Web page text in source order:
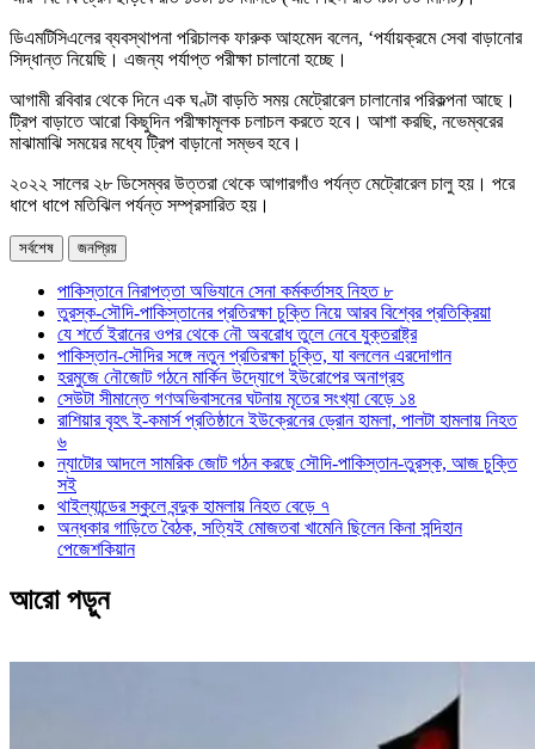
ডিএমটিসিএলের ব্যবস্থাপনা পরিচালক ফারুক আহমেদ বলেন, ‘পর্যায়ক্রমে সেবা বাড়ানোর
সিদ্ধান্ত নিয়েছি। এজন্য পর্যাপ্ত পরীক্ষা চালানো হচ্ছে।
আগামী রবিবার থেকে দিনে এক ঘণ্টা বাড়তি সময় মেট্রোরেল চালানোর পরিকল্পনা আছে।
ট্রিপ বাড়াতে আরো কিছুদিন পরীক্ষামূলক চলাচল করতে হবে। আশা করছি, নভেম্বরের
মাঝামাঝি সময়ের মধ্যে ট্রিপ বাড়ানো সম্ভব হবে।
২০২২ সালের ২৮ ডিসেম্বর উত্তরা থেকে আগারগাঁও পর্যন্ত মেট্রোরেল চালু হয়। পরে
ধাপে ধাপে মতিঝিল পর্যন্ত সম্প্রসারিত হয়।
সর্বশেষ জনপ্রিয়
পাকিস্তানে নিরাপত্তা অভিযানে সেনা কর্মকর্তাসহ নিহত ৮
তুরস্ক-সৌদি-পাকিস্তানের প্রতিরক্ষা চুক্তি নিয়ে আরব বিশ্বের প্রতিক্রিয়া
যে শর্তে ইরানের ওপর থেকে নৌ অবরোধ তুলে নেবে যুক্তরাষ্ট্র
পাকিস্তান-সৌদির সঙ্গে নতুন প্রতিরক্ষা চুক্তি, যা বললেন এরদোগান
হরমুজে নৌজোট গঠনে মার্কিন উদ্যোগে ইউরোপের অনাগ্রহ
সেউটা সীমান্তে গণঅভিবাসনের ঘটনায় মৃতের সংখ্যা বেড়ে ১৪
রাশিয়ার বৃহৎ ই-কমার্স প্রতিষ্ঠানে ইউক্রেনের ড্রোন হামলা, পালটা হামলায় নিহত
৬
ন্যাটোর আদলে সামরিক জোট গঠন করছে সৌদি-পাকিস্তান-তুরস্ক, আজ চুক্তি
সই
থাইল্যান্ডের স্কুলে বন্দুক হামলায় নিহত বেড়ে ৭
অন্ধকার গাড়িতে বৈঠক, সত্যিই মোজতবা খামেনি ছিলেন কিনা সন্দিহান
পেজেশকিয়ান
আরো পড়ুন